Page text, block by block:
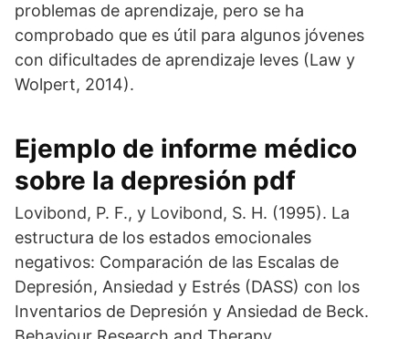
problemas de aprendizaje, pero se ha
comprobado que es útil para algunos jóvenes
con dificultades de aprendizaje leves (Law y
Wolpert, 2014).
Ejemplo de informe médico
sobre la depresión pdf
Lovibond, P. F., y Lovibond, S. H. (1995). La
estructura de los estados emocionales
negativos: Comparación de las Escalas de
Depresión, Ansiedad y Estrés (DASS) con los
Inventarios de Depresión y Ansiedad de Beck.